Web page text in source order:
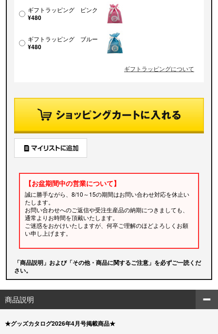
ギフトラッピング ピンク
¥480
ギフトラッピング ブルー
¥480
ギフトラッピングについて
【お盆期間中の営業について】
誠に勝手ながら、8/10～15の期間はお問い合わせ対応を休止い
たします。
お問い合わせへのご返信や受注生産品の納期につきましても、
通常よりお時間を頂戴いたします。
ご迷惑をおかけいたしますが、何卒ご理解のほどよろしくお願
い申し上げます。
「商品説明」および「その他・商品に関するご注意」を必ずご一読くだ
さい。
商品説明
★グッズカタログ2026年4月号掲載商品★